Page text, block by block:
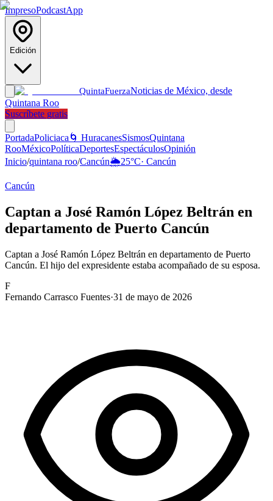
ImpresoPodcastApp
Edición
QuintaFuerzaNoticias de México, desde
Quintana Roo
Suscríbete gratis
PortadaPoliciaca 🌀 HuracanesSismosQuintana
RooMéxicoPolíticaDeportesEspectáculosOpinión
Inicio/quintana roo/Cancún🌦️25°C· Cancún
Cancún
Captan a José Ramón López Beltrán en
departamento de Puerto Cancún
Captan a José Ramón López Beltrán en departamento de Puerto
Cancún. El hijo del expresidente estaba acompañado de su esposa.
F
Fernando Carrasco Fuentes·31 de mayo de 2026